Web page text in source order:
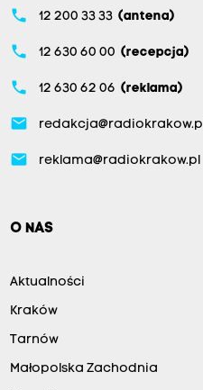
phone 12 200 33 33 (antena)
phone 12 630 60 00 (recepcja)
phone 12 630 62 06 (reklama)
email redakcja@radiokrakow.pl
email reklama@radiokrakow.pl
O NAS
Aktualności
Kraków
Tarnów
Małopolska Zachodnia